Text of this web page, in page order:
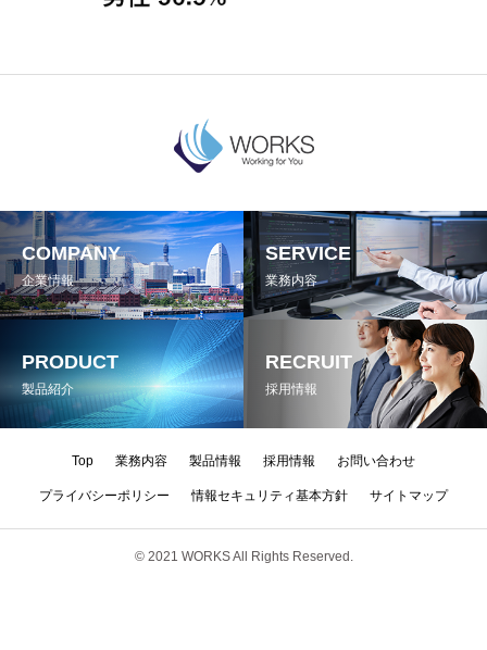
COMPANY
企業情報
SERVICE
業務内容
PRODUCT
製品紹介
RECRUIT
採用情報
Top 業務内容 製品情報 採用情報 お問い合わせ
プライバシーポリシー 情報セキュリティ基本方針 サイトマップ
© 2021 WORKS All Rights Reserved.